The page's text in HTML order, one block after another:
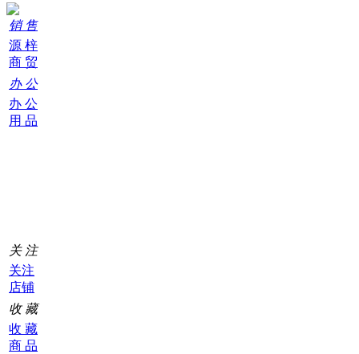
销 售
源 梓
商 贸
办 公
办 公
用 品
关 注
关注
店铺
收 藏
收 藏
商 品